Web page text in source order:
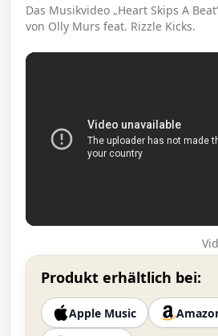
Das Musikvideo „Heart Skips A
von Olly Murs feat. Rizzle Kicks.
Produkt erhältlich bei:
Apple Music